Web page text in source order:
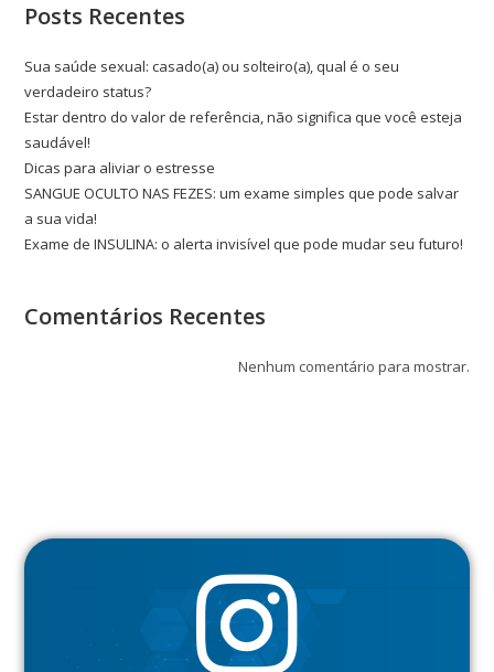
Posts Recentes
Sua saúde sexual: casado(a) ou solteiro(a), qual é o seu
verdadeiro status?
Estar dentro do valor de referência, não significa que você esteja
saudável!
Dicas para aliviar o estresse
SANGUE OCULTO NAS FEZES: um exame simples que pode salvar
a sua vida!
Exame de INSULINA: o alerta invisível que pode mudar seu futuro!
Comentários Recentes
Nenhum comentário para mostrar.